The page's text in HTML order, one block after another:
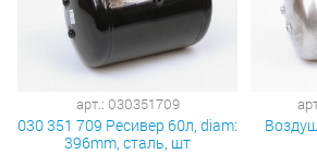
арт.: 030351709
030 351 709 Ресивер 60л, diam:
396mm, сталь, шт